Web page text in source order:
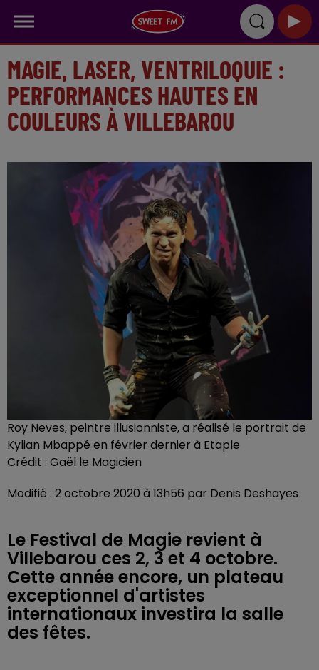
MAGIE, LASER, VENTRILOQUIE :
PERFORMANCES HAUTES EN
COULEURS À VILLEBAROU
Roy Neves, peintre illusionniste, a réalisé le portrait de
Kylian Mbappé en février dernier à Etaple
Crédit : Gaël le Magicien
Modifié : 2 octobre 2020 à 13h56 par Denis Deshayes
Le Festival de Magie revient à
Villebarou ces 2, 3 et 4 octobre.
Cette année encore, un plateau
exceptionnel d'artistes
internationaux investira la salle
des fêtes.